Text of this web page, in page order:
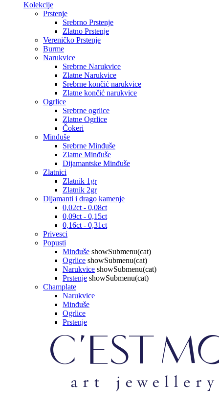
Kolekcije
Prstenje
Srebrno Prstenje
Zlatno Prstenje
Vereničko Prstenje
Burme
Narukvice
Srebrne Narukvice
Zlatne Narukvice
Srebrne končić narukvice
Zlatne končić narukvice
Ogrlice
Srebrne ogrlice
Zlatne Ogrlice
Čokeri
Minđuše
Srebrne Minđuše
Zlatne Minđuše
Dijamantske Minđuše
Zlatnici
Zlatnik 1gr
Zlatnik 2gr
Dijamanti i drago kamenje
0,02ct - 0,08ct
0,09ct - 0,15ct
0,16ct - 0,31ct
Privesci
Popusti
Minđuše showSubmenu(cat)
Ogrlice showSubmenu(cat)
Narukvice showSubmenu(cat)
Prstenje showSubmenu(cat)
Champlate
Narukvice
Minđuše
Ogrlice
Prstenje